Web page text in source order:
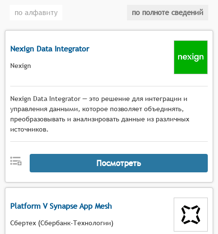
Выполнять маршрутизацию и оркестровку -
централизованно отправлять сообщениями
Обеспечивать управление конфигурациями ИТ-
систем.
по алфавиту по полноте сведений
Nexign Data Integrator
Nexign
Nexign Data Integrator — это решение для интеграции и
управления данными, которое позволяет объединять,
преобразовывать и анализировать данные из различных
источников.
Посмотреть
Platform V Synapse App Mesh
Сбертех (Сбербанк-Технологии)